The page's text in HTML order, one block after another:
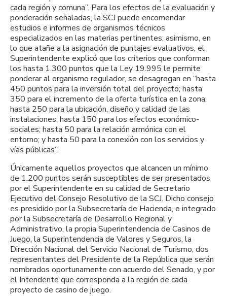
cada región y comuna”. Para los efectos de la evaluación y
ponderación señaladas, la SCJ puede encomendar
estudios e informes de organismos técnicos
especializados en las materias pertinentes; asimismo, en
lo que atañe a la asignación de puntajes evaluativos, el
Superintendente explicó que los criterios que conforman
los hasta 1.300 puntos que la Ley 19.995 le permite
ponderar al organismo regulador, se desagregan en “hasta
450 puntos para la inversión total del proyecto; hasta
350 para el incremento de la oferta turística en la zona;
hasta 250 para la ubicación, diseño y calidad de las
instalaciones; hasta 150 para los efectos económico-
sociales; hasta 50 para la relación armónica con el
entorno; y hasta 50 para la conexión con los servicios y
vías públicas”.
Únicamente aquellos proyectos que alcancen un mínimo
de 1.200 puntos serán susceptibles de ser presentados
por el Superintendente en su calidad de Secretario
Ejecutivo del Consejo Resolutivo de la SCJ. Dicho consejo
es presidido por la Subsecretaría de Hacienda, e integrado
por la Subsecretaría de Desarrollo Regional y
Administrativo, la propia Superintendencia de Casinos de
Juego, la Superintendencia de Valores y Seguros, la
Dirección Nacional del Servicio Nacional de Turismo, dos
representantes del Presidente de la República que serán
nombrados oportunamente con acuerdo del Senado, y por
el Intendente que corresponda a la región de cada
proyecto de casino de juego.